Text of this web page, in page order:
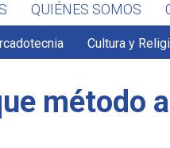
QUIÉNES SOMOS
Cultura y
método